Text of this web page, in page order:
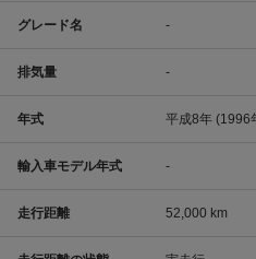
グレード名 -
排気量 -
年式 平成8年 (1996
輸入車モデル年式 -
走行距離 52,000 km